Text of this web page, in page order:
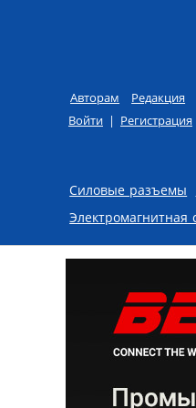
Авторам Редакция
Войти | Регистрация
Skip to content
Силовые разъемы
Электромагнитная